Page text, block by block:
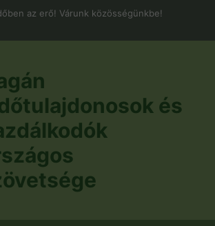
az erő! Várunk közösségünkbe!
és